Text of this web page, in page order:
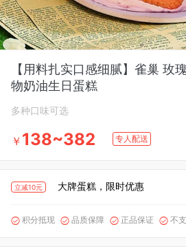
【用料扎实口感细腻】雀巢 玫
物奶油生日蛋糕
多种口味可选
￥ 138~382 专人配送
立减10元 大牌蛋糕，限时优惠
 积分抵现  品质保障  正品保证  不